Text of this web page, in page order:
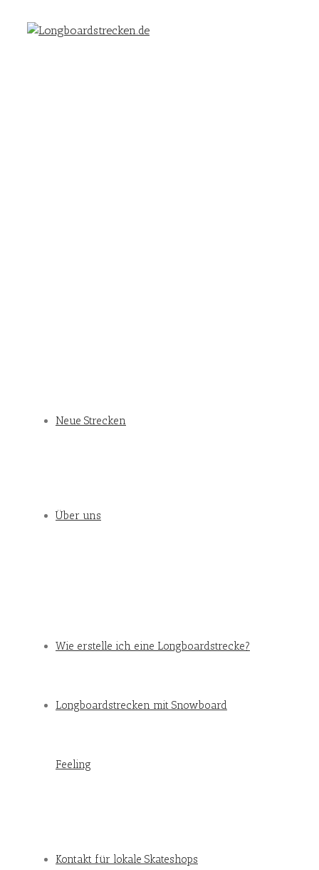
Neue Strecken
Über uns
Wie erstelle ich eine Longboardstrecke?
Longboardstrecken mit Snowboard
Feeling
Kontakt für lokale Skateshops